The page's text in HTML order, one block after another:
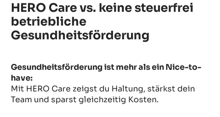
HERO Care vs. keine steuerfrei
betriebliche
Gesundheitsförderung
Gesundheitsförderung ist mehr als ein Nice-to-
have:
Mit HERO Care zeigst du Haltung, stärkst dein
Team und sparst gleichzeitig Kosten.